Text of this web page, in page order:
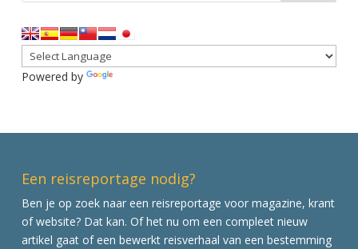
Powered by
Een reisreportage nodig?
Ben je op zoek naar een reisreportage voor magazine, krant
of website? Dat kan. Of het nu om een compleet nieuw
artikel gaat of een bewerkt reisverhaal van een bestemming